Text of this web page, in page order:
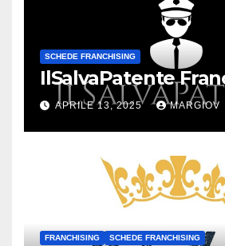
SCHEDE FRANCHISING
IlSalvaPatente
APRILE 13, 2025 MARGIOV
FRANCHISING SCHEDE FRANCHISING